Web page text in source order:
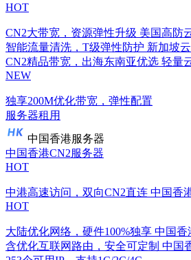
HOT
CN2大带宽，资源弹性升级 美国高防
智能流量清洗，T级弹性防护 新加坡
CN2精品带宽，出海东南亚优选 轻量
NEW
独享200M优化带宽，弹性配置
服务器租用
中国香港服务器
中国香港CN2服务器
HOT
中港高速访问，双向CN2直连 中国香
HOT
大陆优化网络，硬件100%独享 中国香
含优化互联网路由，安全可定制 中国